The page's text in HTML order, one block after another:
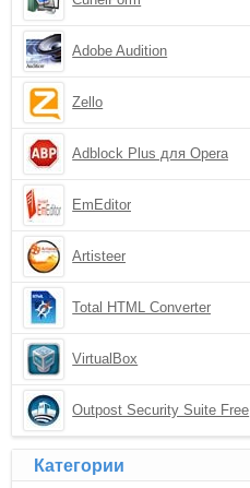
Adobe Audition
Zello
Adblock Plus для Opera
EmEditor
Artisteer
Total HTML Converter
VirtualBox
Outpost Security Suite Free
Категории